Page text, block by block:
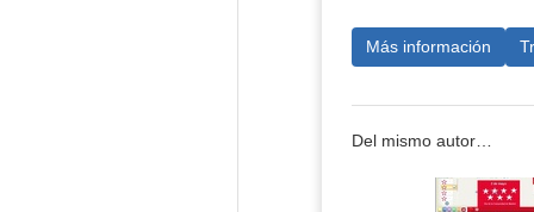
Más información
Del mismo autor…